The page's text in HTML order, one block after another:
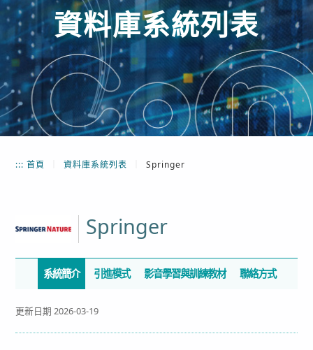
資料庫系統列表
:::首頁 資料庫系統列表 Springer
Springer
系統簡介 引進模式 影音學習與訓練教材 聯絡方式
更新日期 2026-03-19